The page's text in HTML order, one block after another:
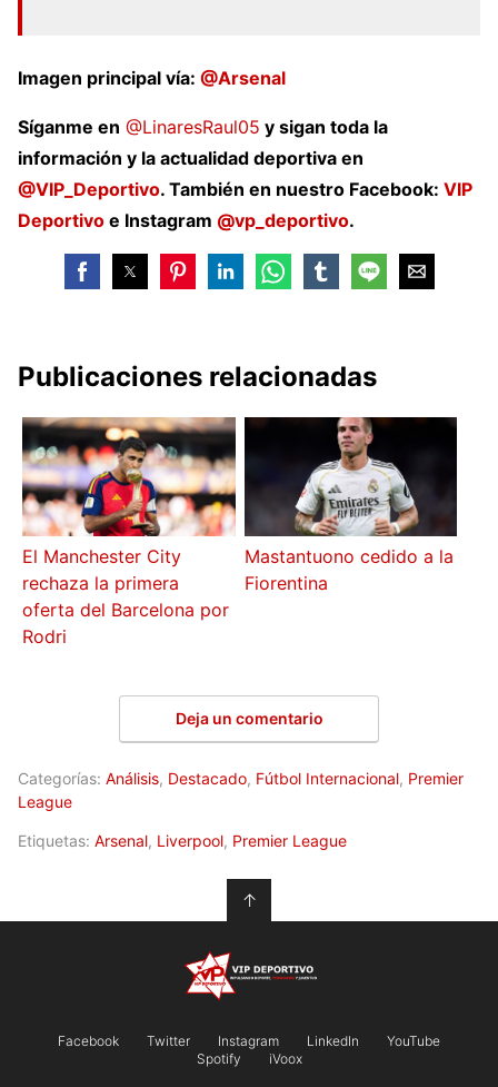
Imagen principal vía: @Arsenal
Síganme en @LinaresRaul05 y sigan toda la
información y la actualidad deportiva en
@VIP_Deportivo. También en nuestro Facebook: VIP
Deportivo e Instagram @vp_deportivo.
Publicaciones relacionadas
El Manchester City
rechaza la primera
oferta del Barcelona por
Rodri
Mastantuono cedido a la
Fiorentina
Deja un comentario
Categorías: Análisis, Destacado, Fútbol Internacional, Premier
League
Etiquetas: Arsenal, Liverpool, Premier League
↑
Facebook Twitter Instagram LinkedIn
YouTube
Spotify
iVoox